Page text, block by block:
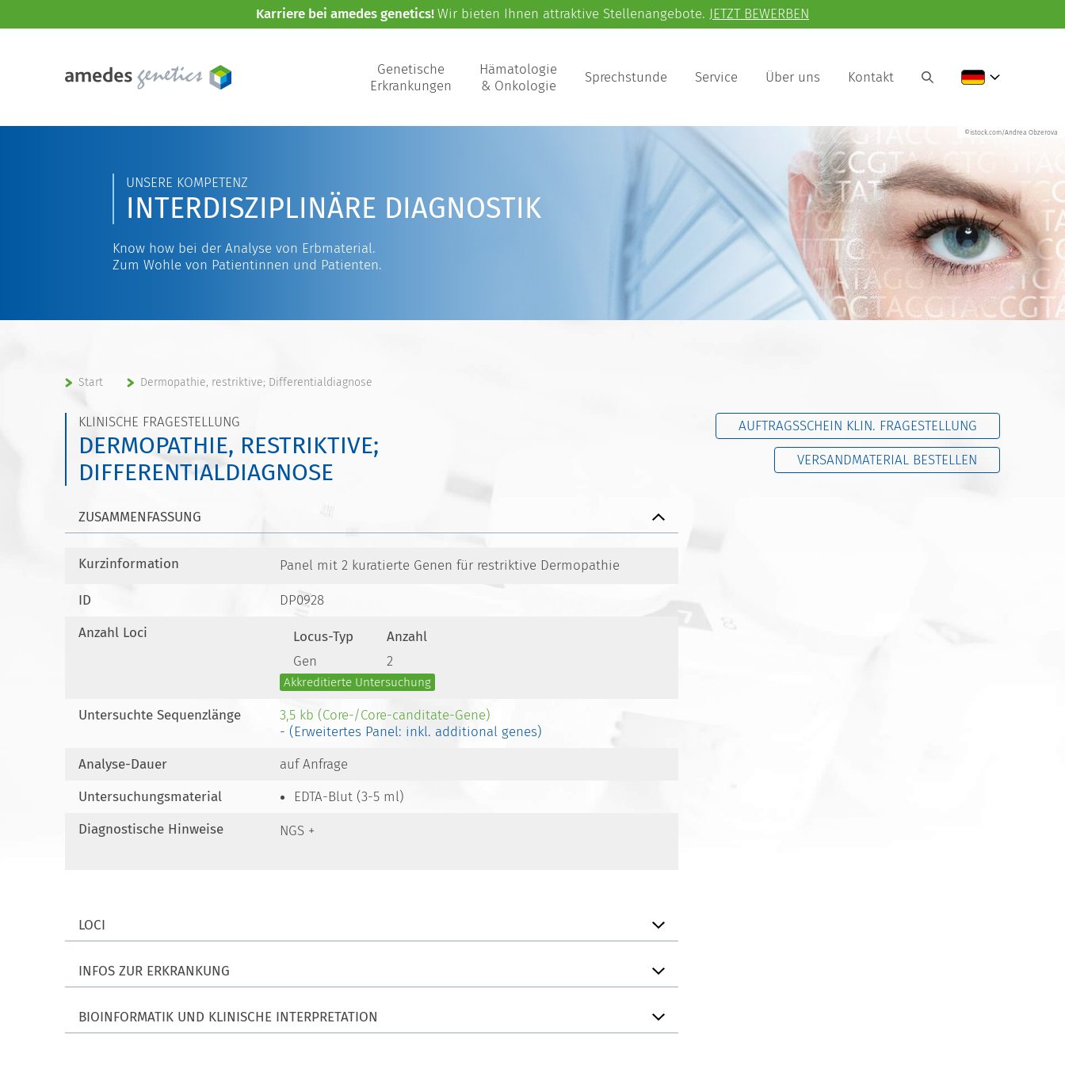
Karriere bei amedes genetics!Wir bieten Ihnen attraktive Stellenangebote. JETZT BEWERBEN
Genetische
Erkrankungen
Hämatologie
& Onkologie
Sprechstunde Service Über uns Kontakt
©istock.com/Andrea Obzerova
UNSERE KOMPETENZ
INTERDISZIPLINÄRE DIAGNOSTIK
Know how bei der Analyse von Erbmaterial.
Zum Wohle von Patientinnen und Patienten.
Start Dermopathie, restriktive; Differentialdiagnose
KLINISCHE FRAGESTELLUNG
DERMOPATHIE, RESTRIKTIVE;
DIFFERENTIALDIAGNOSE
AUFTRAGSSCHEIN KLIN. FRAGESTELLUNG
VERSANDMATERIAL BESTELLEN
ZUSAMMENFASSUNG
Kurzinformation Panel mit 2 kuratierte Genen für restriktive Dermopathie
ID
DP0928
Anzahl Loci
Locus-Typ
Anzahl
Gen
2
Akkreditierte Untersuchung
Untersuchte Sequenzlänge
3,5 kb (Core-/Core-canditate-Gene)
- (Erweitertes Panel: inkl. additional genes)
Analyse-Dauer
auf Anfrage
Untersuchungsmaterial
EDTA-Blut (3-5 ml)
Diagnostische Hinweise
NGS +
LOCI
INFOS ZUR ERKRANKUNG
BIOINFORMATIK UND KLINISCHE INTERPRETATION